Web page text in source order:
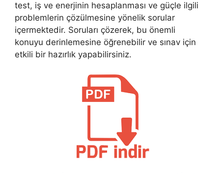
test, iş ve enerjinin hesaplanması ve güçle ilgili
problemlerin çözülmesine yönelik sorular
içermektedir. Soruları çözerek, bu önemli
konuyu derinlemesine öğrenebilir ve sınav için
etkili bir hazırlık yapabilirsiniz.